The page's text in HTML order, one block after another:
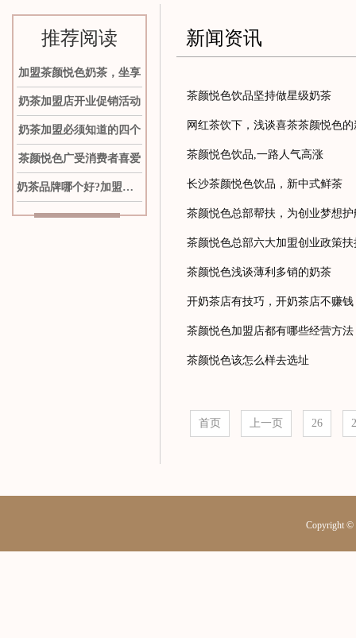
推荐阅读
加盟茶颜悦色奶茶，坐享
奶茶加盟店开业促销活动
奶茶加盟必须知道的四个
茶颜悦色广受消费者喜爱
奶茶品牌哪个好?加盟茶颜
新闻资讯
茶颜悦色饮品坚持做星级奶茶
网红茶饮下，浅谈喜茶茶颜悦色
茶颜悦色饮品,一路人气高涨
长沙茶颜悦色饮品，新中式鲜茶
茶颜悦色总部帮扶，为创业梦想护
茶颜悦色总部六大加盟创业政策扶
茶颜悦色浅谈薄利多销的奶茶
开奶茶店有技巧，开奶茶店不赚钱
茶颜悦色加盟店都有哪些经营方法
茶颜悦色该怎么样去选址
首页 上一页 26
Copyright